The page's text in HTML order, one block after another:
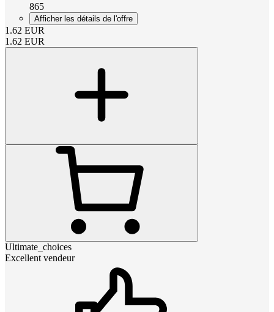
865
Afficher les détails de l'offre
1.62 EUR
1.62 EUR
Ultimate_choices
Excellent vendeur